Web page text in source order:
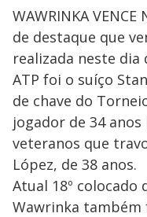
WAWRINKA
de destaque que
realizada neste
ATP foi o suíço
de chave do
jogador de 34
veteranos que
López, de 38 anos.
Atual 18º
Wawrinka também